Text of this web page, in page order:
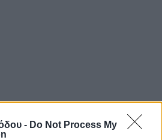
- Do Not Process My